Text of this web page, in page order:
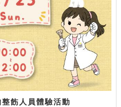
整飭人員體驗活動